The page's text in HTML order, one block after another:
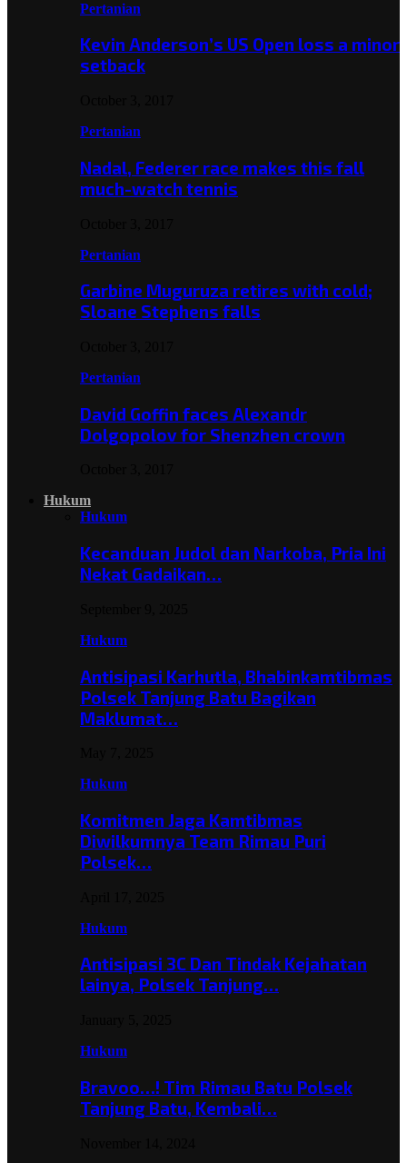
Pertanian
Kevin Anderson’s US Open loss a minor
setback
Pertanian
Nadal, Federer race makes this fall
much-watch tennis
Pertanian
Garbine Muguruza retires with cold;
Sloane Stephens falls
Pertanian
David Goffin faces Alexandr
Dolgopolov for Shenzhen crown
Hukum
Hukum
Kecanduan Judol dan Narkoba, Pria Ini
Nekat Gadaikan…
Hukum
Antisipasi Karhutla, Bhabinkamtibmas
Polsek Tanjung Batu Bagikan
Maklumat…
Hukum
Komitmen Jaga Kamtibmas
Diwilkumnya Team Rimau Puri
Polsek…
Hukum
Antisipasi 3C Dan Tindak Kejahatan
lainya, Polsek Tanjung…
Hukum
Bravoo…! Tim Rimau Batu Polsek
Tanjung Batu, Kembali…